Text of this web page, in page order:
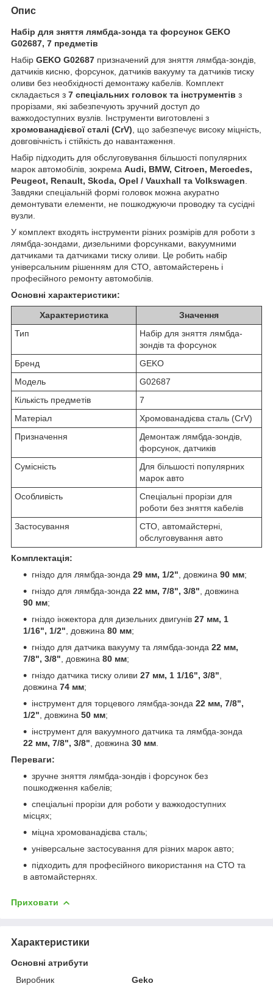
Опис
Набір для зняття лямбда-зонда та форсунок GEKO
G02687, 7 предметів
Набір GEKO G02687 призначений для зняття лямбда-зондів,
датчиків кисню, форсунок, датчиків вакууму та датчиків тиску
оливи без необхідності демонтажу кабелів. Комплект
складається з 7 спеціальних головок та інструментів з
прорізами, які забезпечують зручний доступ до
важкодоступних вузлів. Інструменти виготовлені з
хромованадієвої сталі (CrV) , що забезпечує високу міцність,
довговічність і стійкість до навантаження.
Набір підходить для обслуговування більшості популярних
марок автомобілів, зокрема Audi, BMW, Citroen, Mercedes,
Peugeot, Renault, Skoda, Opel / Vauxhall та Volkswagen
Завдяки спеціальній формі головок можна акуратно
демонтувати елементи, не пошкоджуючи проводку та сусідні
вузли.
У комплект входять інструменти різних розмірів для роботи з
лямбда-зондами, дизельними форсунками, вакуумними
датчиками та датчиками тиску оливи. Це робить набір
універсальним рішенням для СТО, автомайстерень і
професійного ремонту автомобілів.
Основні характеристики:
Характеристика
Значення
Тип
Набір для зняття лямбда-
зондів та форсунок
Бренд
GEKO
Модель
G02687
Кількість предметів
7
Матеріал
Хромованадієва сталь (CrV)
Призначення
Демонтаж лямбда-зондів,
форсунок, датчиків
Сумісність
Для більшості популярних
марок авто
Особливість
Спеціальні прорізи для
роботи без зняття кабелів
Застосування
СТО, автомайстерні,
обслуговування авто
Комплектація:
гніздо для лямбда-зонда 29 мм, 1/2" , довжина 90 мм;
гніздо для лямбда-зонда 22 мм, 7/8", 3/8" , довжина
90 мм;
гніздо інжектора для дизельних двигунів 27 мм, 1
1/16", 1/2" , довжина 80 мм;
гніздо для датчика вакууму та лямбда-зонда 22 мм,
7/8", 3/8" , довжина 80 мм;
гніздо датчика тиску оливи 27 мм, 1 1/16", 3/8"
довжина 74 мм;
інструмент для торцевого лямбда-зонда 22 мм, 7/8",
1/2" , довжина 50 мм;
інструмент для вакуумного датчика та лямбда-зонда
22 мм, 7/8", 3/8" , довжина 30 мм
Переваги:
зручне зняття лямбда-зондів і форсунок без
пошкодження кабелів;
спеціальні прорізи для роботи у важкодоступних
місцях;
міцна хромованадієва сталь;
універсальне застосування для різних марок авто;
підходить для професійного використання на СТО та
в автомайстернях.
Приховати
Характеристики
Основні атрибути
Виробник
Geko